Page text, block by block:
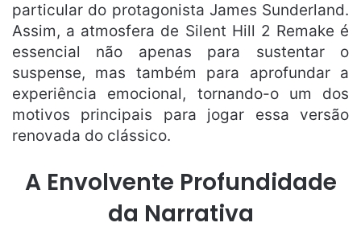
particular do protagonista James Sunderland.
Assim, a atmosfera de Silent Hill 2 Remake é
essencial não apenas para sustentar o
suspense, mas também para aprofundar a
experiência emocional, tornando-o um dos
motivos principais para jogar essa versão
renovada do clássico.
A Envolvente Profundidade
da Narrativa